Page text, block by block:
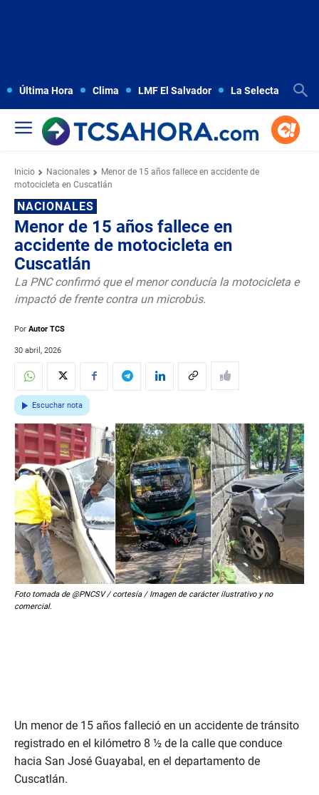
Última Hora Clima LMF El Salvador La Selecta
Inicio Nacionales
Menor de 15 años fallece en accidente de
motocicleta en Cuscatlán
NACIONALES
Menor de 15 años fallece en
accidente de motocicleta en
Cuscatlán
La PNC confirmó que el menor conducía la motocicleta e
impactó de frente contra un microbús.
Por Autor TCS
30 abril, 2026
Escuchar nota
Foto tomada de @PNCSV / cortesía / Imagen de carácter ilustrativo y no
comercial.
Un menor de 15 años falleció en un accidente de tránsito
registrado en el kilómetro 8 ½ de la calle que conduce
hacia San José Guayabal, en el departamento de
Cuscatlán.